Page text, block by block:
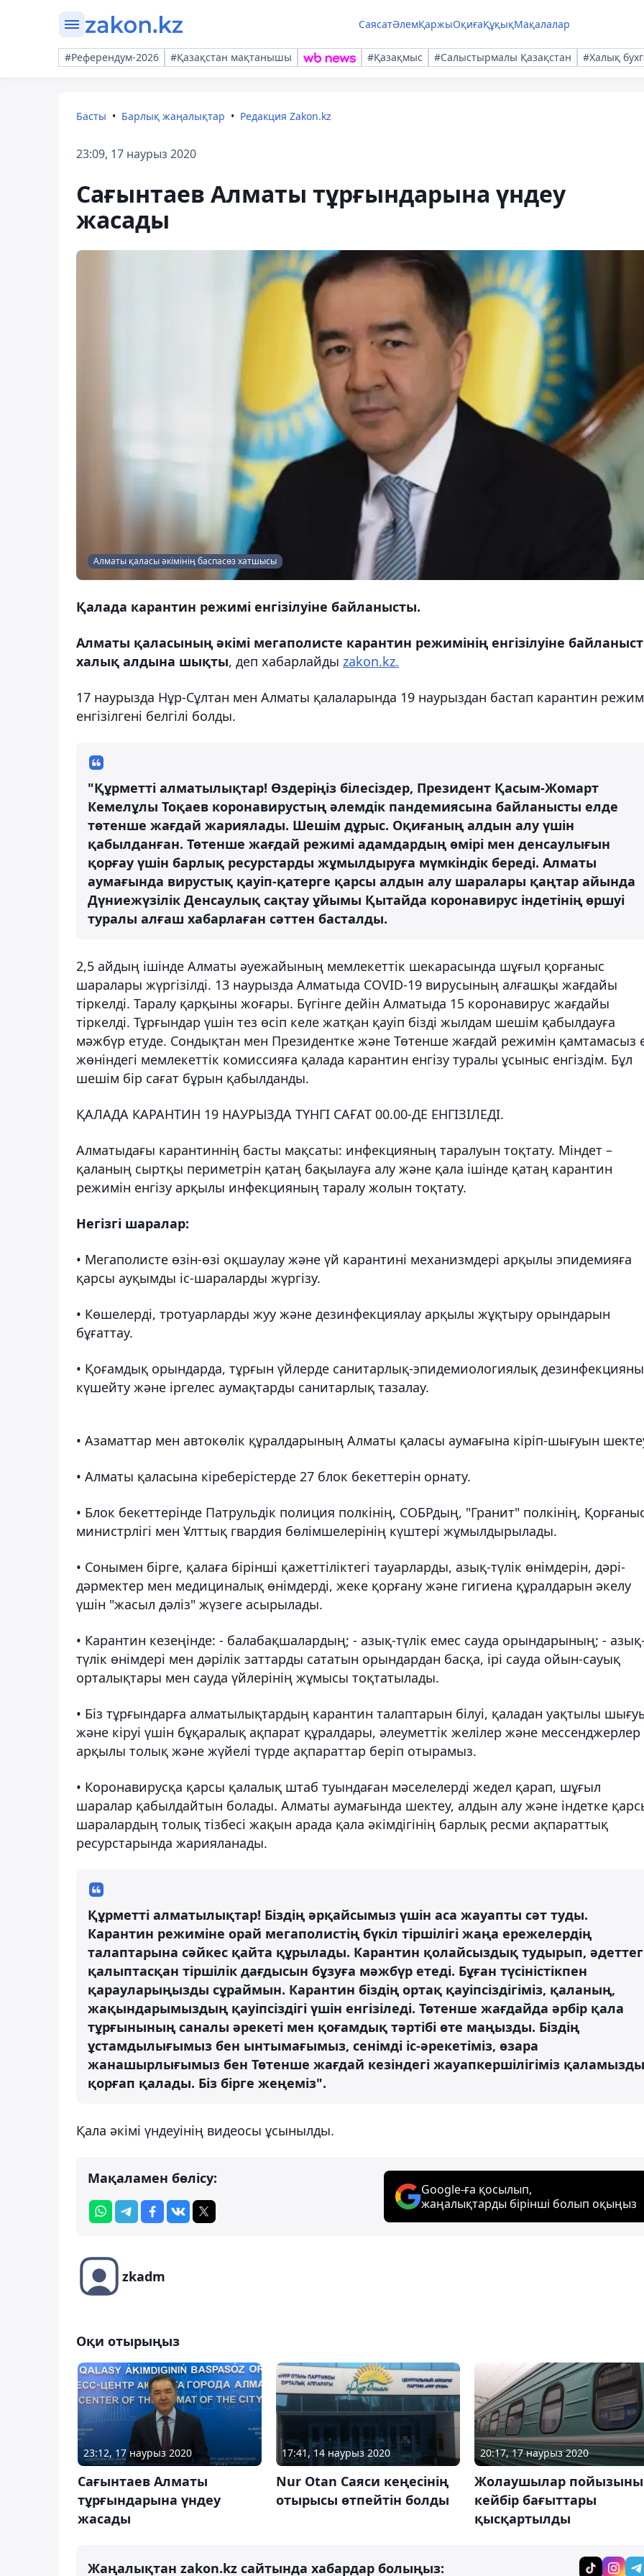
СаясатӘлемҚаржыОқиғаҚұқықМақалалар
#Референдум-2026 #Қазақстан мақтанышы #Қазақмыс #Салыстырмалы Қазақстан #Халық
Басты Барлық жаңалықтар Редакция Zakon.kz
23:09, 17 наурыз 2020
Сағынтаев Алматы тұрғындарына үндеу
жасады
Алматы қаласы әкімінің баспасөз хатшысы
Қалада карантин режимі енгізілуіне байланысты.
Алматы қаласының әкімі мегаполисте карантин режимінің енгізілуіне
халық алдына шықты, деп хабарлайды zakon.kz.
17 наурызда Нұр-Сұлтан мен Алматы қалаларында 19 наурыздан бастап карантин
енгізілгені белгілі болды.
"Құрметті алматылықтар! Өздеріңіз білесіздер, Президент Қасым-Жомарт
Кемелұлы Тоқаев коронавирустың әлемдік пандемиясына байланысты елде
төтенше жағдай жариялады. Шешім дұрыс. Оқиғаның алдын алу үшін
қабылданған. Төтенше жағдай режимі адамдардың өмірі мен денсаулығын
қорғау үшін барлық ресурстарды жұмылдыруға мүмкіндік береді. Алматы
аумағында вирустық қауіп-қатерге қарсы алдын алу шаралары қаңтар айында
Дүниежүзілік Денсаулық сақтау ұйымы Қытайда коронавирус індетінің өршуі
туралы алғаш хабарлаған сәттен басталды.
2,5 айдың ішінде Алматы әуежайының мемлекеттік шекарасында шұғыл қорғаныс
шаралары жүргізілді. 13 наурызда Алматыда COVID-19 вирусының алғашқы жағдайы
тіркелді. Таралу қарқыны жоғары. Бүгінге дейін Алматыда 15 коронавирус жағдайы
тіркелді. Тұрғындар үшін тез өсіп келе жатқан қауіп бізді жылдам шешім қабылдауға
мәжбүр етуде. Сондықтан мен Президентке және Төтенше жағдай режимін қамтамасыз
жөніндегі мемлекеттік комиссияға қалада карантин енгізу туралы ұсыныс енгіздім. Бұл
шешім бір сағат бұрын қабылданды.
ҚАЛАДА КАРАНТИН 19 НАУРЫЗДА ТҮНГІ САҒАТ 00.00-ДЕ ЕНГІЗІЛЕДІ.
Алматыдағы карантиннің басты мақсаты: инфекцияның таралуын тоқтату. Міндет –
қаланың сыртқы периметрін қатаң бақылауға алу және қала ішінде қатаң карантин
режимін енгізу арқылы инфекцияның таралу жолын тоқтату.
Негізгі шаралар:
• Мегаполисте өзін-өзі оқшаулау және үй карантині механизмдері арқылы эпидемияға
қарсы ауқымды іс-шараларды жүргізу.
• Көшелерді, тротуарларды жуу және дезинфекциялау арқылы жұқтыру орындарын
бұғаттау.
• Қоғамдық орындарда, тұрғын үйлерде санитарлық-эпидемиологиялық дезинфекцияны
күшейту және іргелес аумақтарды санитарлық тазалау.
• Азаматтар мен автокөлік құралдарының Алматы қаласы аумағына кіріп-шығуын
• Алматы қаласына кіреберістерде 27 блок бекеттерін орнату.
• Блок бекеттерінде Патрульдік полиция полкінің, СОБРдың, "Гранит" полкінің,
министрлігі мен Ұлттық гвардия бөлімшелерінің күштері жұмылдырылады.
• Сонымен бірге, қалаға бірінші қажеттіліктегі тауарларды, азық-түлік өнімдерін, дәрі-
дәрмектер мен медициналық өнімдерді, жеке қорғану және гигиена құралдарын әкелу
үшін "жасыл дәліз" жүзеге асырылады.
• Карантин кезеңінде: - балабақшалардың; - азық-түлік емес сауда орындарының; -
түлік өнімдері мен дәрілік заттарды сататын орындардан басқа, ірі сауда ойын-сауық
орталықтары мен сауда үйлерінің жұмысы тоқтатылады.
• Біз тұрғындарға алматылықтардың карантин талаптарын білуі, қаладан уақтылы
және кіруі үшін бұқаралық ақпарат құралдары, әлеуметтік желілер және мессенджерлер
арқылы толық және жүйелі түрде ақпараттар беріп отырамыз.
• Коронавирусқа қарсы қалалық штаб туындаған мәселелерді жедел қарап, шұғыл
шаралар қабылдайтын болады. Алматы аумағында шектеу, алдын алу және індетке
шаралардың толық тізбесі жақын арада қала әкімдігінің барлық ресми ақпараттық
ресурстарында жарияланады.
Құрметті алматылықтар! Біздің әрқайсымыз үшін аса жауапты сәт туды.
Карантин режиміне орай мегаполистің бүкіл тіршілігі жаңа ережелердің
талаптарына сәйкес қайта құрылады. Карантин қолайсыздық тудырып,
қалыптасқан тіршілік дағдысын бұзуға мәжбүр етеді. Бұған түсіністікпен
қарауларыңызды сұраймын. Карантин біздің ортақ қауіпсіздігіміз, қаланың,
жақындарымыздың қауіпсіздігі үшін енгізіледі. Төтенше жағдайда әрбір қала
тұрғынының саналы әрекеті мен қоғамдық тәртібі өте маңызды. Біздің
ұстамдылығымыз бен ынтымағымыз, сенімді іс-әрекетіміз, өзара
жанашырлығымыз бен Төтенше жағдай кезіндегі жауапкершілігіміз қаламызды
қорғап қалады. Біз бірге жеңеміз".
Қала әкімі үндеуінің видеосы ұсынылды.
Мақаламен бөлісу:
Google-ға қосылып,
жаңалықтарды бірінші болып оқыңыз
zkadm
Оқи отырыңыз
23:12, 17 наурыз 2020
Сағынтаев Алматы
тұрғындарына үндеу
жасады
17:41, 14 наурыз 2020
Nur Otan Саяси кеңесінің
отырысы өтпейтін болды
20:17, 17 наурыз 2020
Жолаушылар
кейбір бағыттары
қысқартылды
Жаңалықтан zakon.kz сайтында хабардар болыңыз: